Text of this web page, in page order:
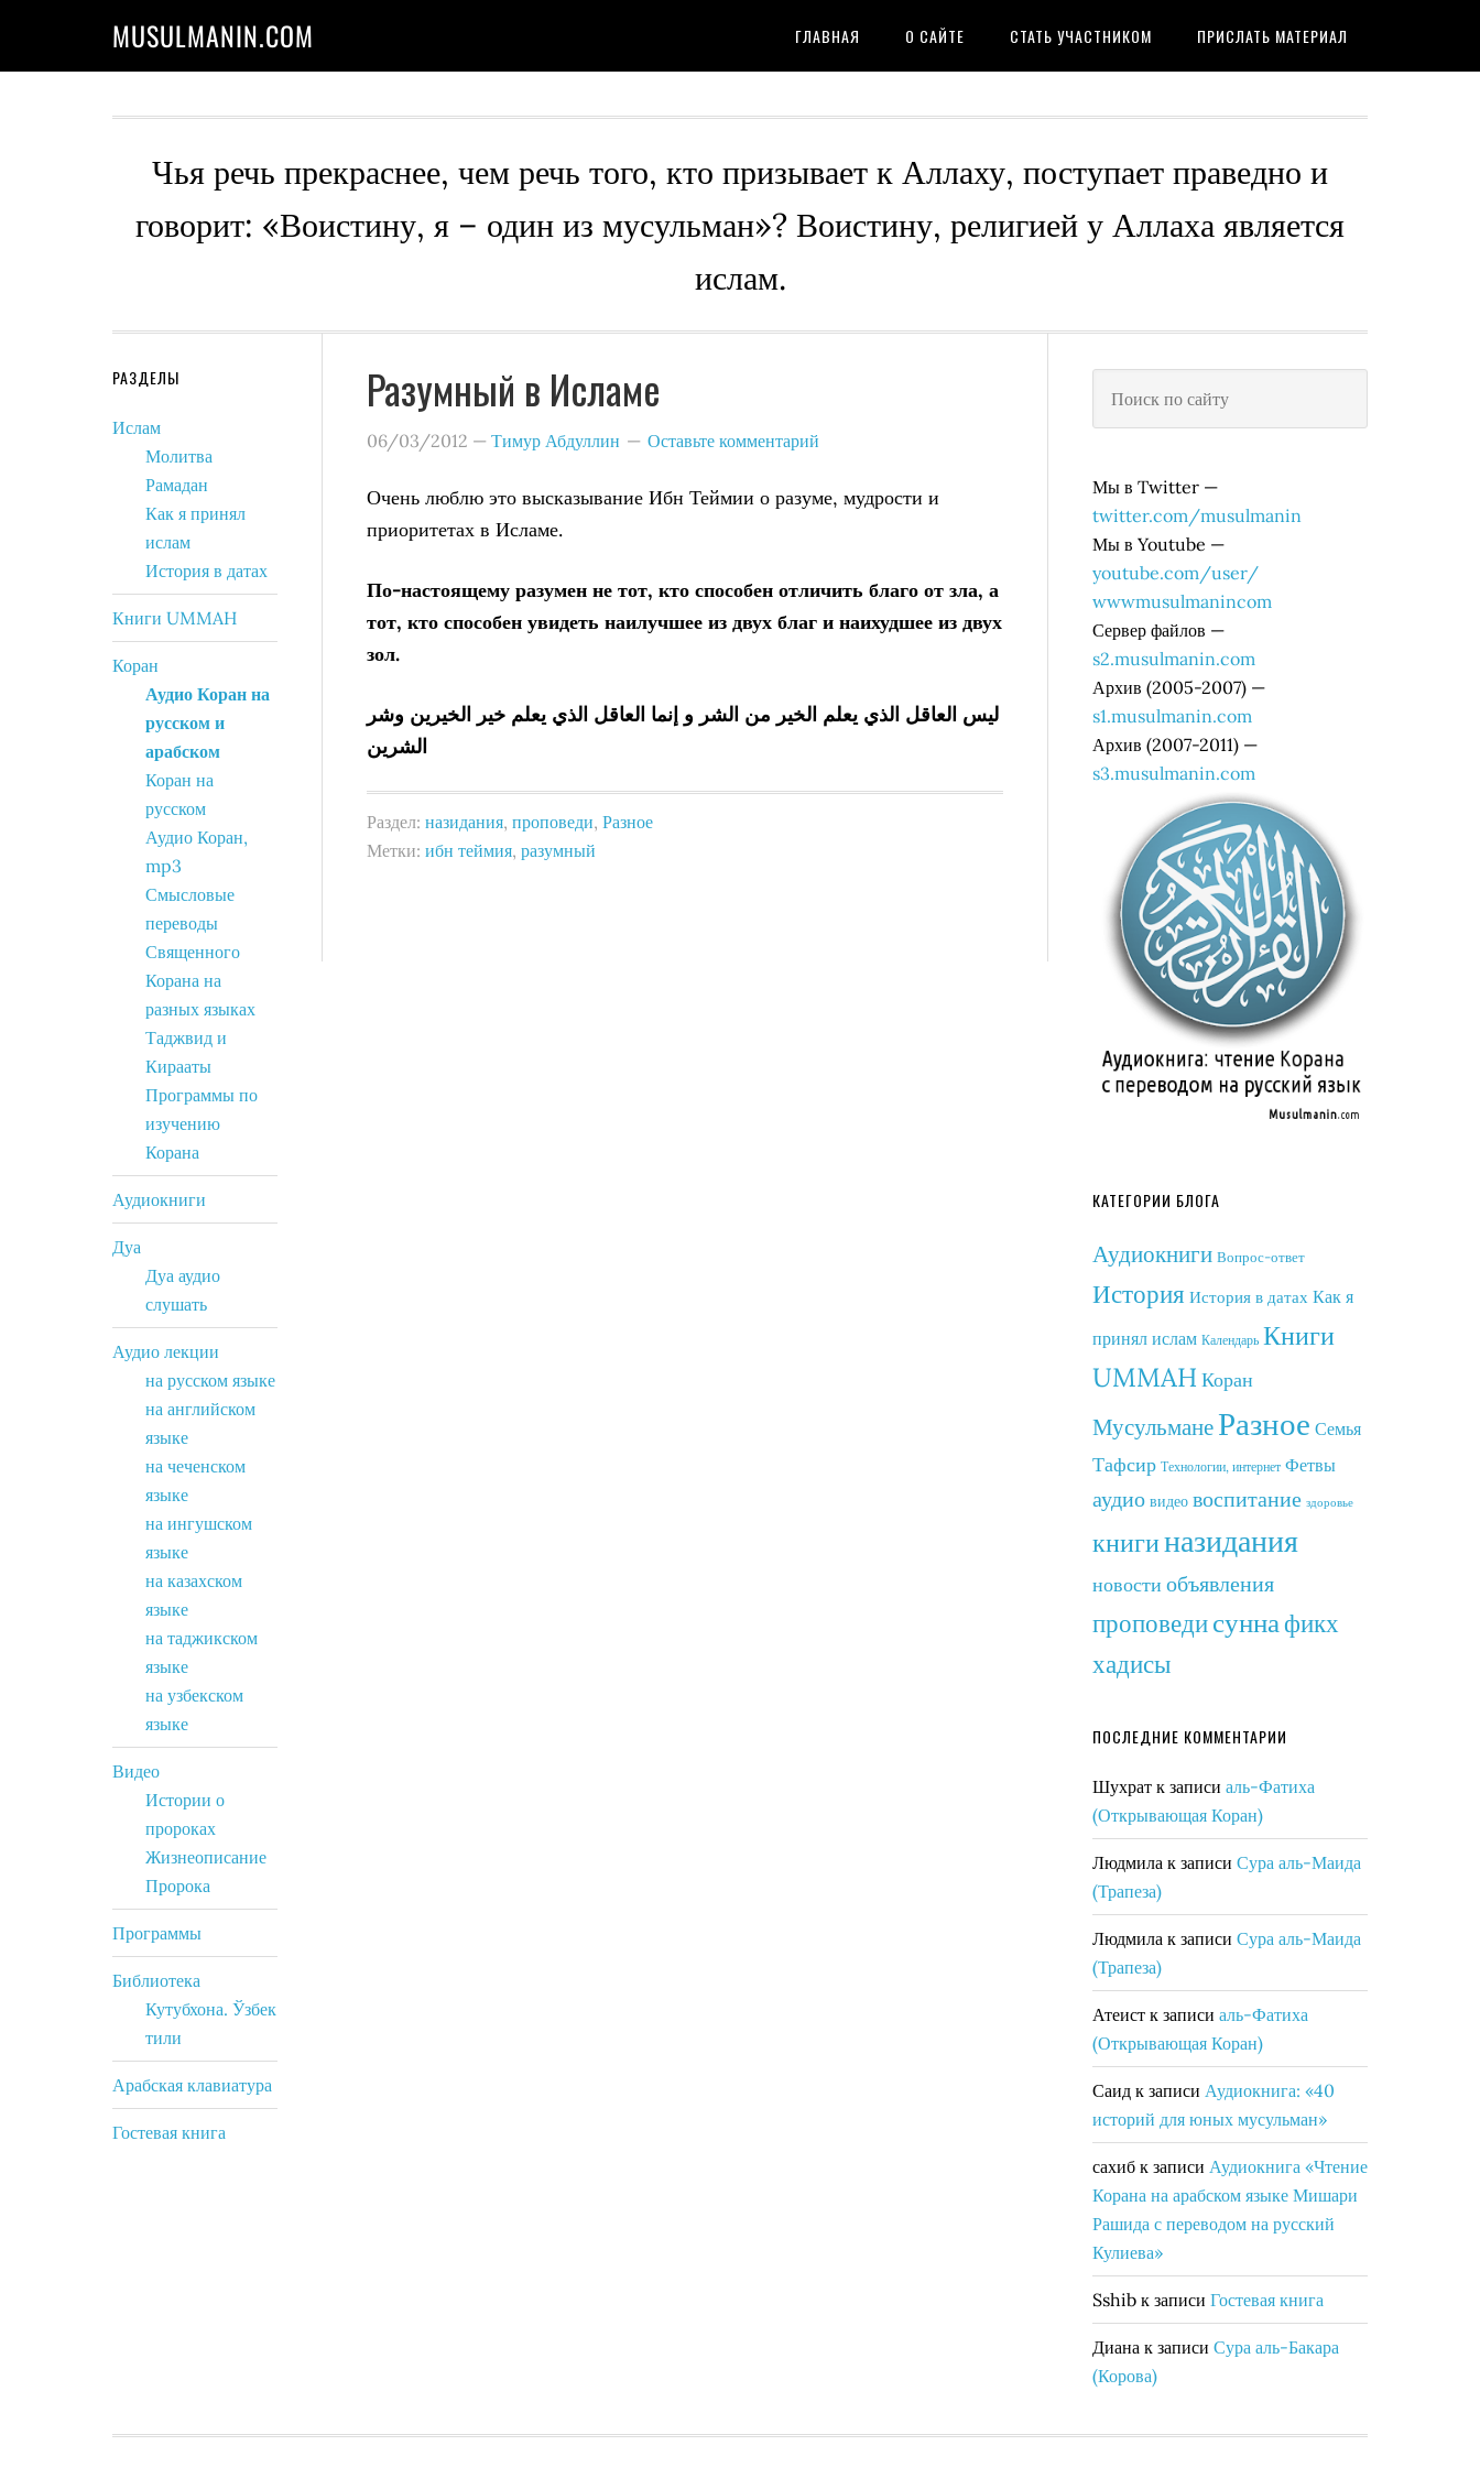
MUSULMANIN.COM ГЛАВНАЯ О САЙТЕ СТАТЬ УЧАСТНИКОМ ПРИСЛАТЬ МАТЕРИАЛ
Чья речь прекраснее, чем речь того, кто призывает к Аллаху, поступает праведно и
говорит: «Воистину, я – один из мусульман»? Воистину, религией у Аллаха является
ислам.
Разумный в Исламе
06/03/2012 — Тимур Абдуллин Оставьте комментарий
Очень люблю это высказывание Ибн Теймии о разуме, мудрости и
приоритетах в Исламе.
По-настоящему разумен не тот, кто способен отличить благо от зла, а
тот, кто способен увидеть наилучшее из двух благ и наихудшее из двух
зол.
ليس العاقل الذي يعلم الخير من الشر و إنما العاقل الذي يعلم خير الخيرين وشر
الشرين
Раздел: назидания, проповеди, Разное
Метки: ибн теймия, разумный
Мы в Twitter —
twitter.com/musulmanin
Мы в Youtube —
youtube.com/user/
wwwmusulmanincom
Сервер файлов —
s2.musulmanin.com
Архив (2005-2007) —
s1.musulmanin.com
Архив (2007-2011) —
s3.musulmanin.com
КАТЕГОРИИ БЛОГА
Аудиокниги Вопрос-ответ
История История в датах Как я
принял ислам Календарь Книги
UMMAH Коран
МусульманеРазное Семья
Тафсир Технологии, интернет Фетвы
аудио видео воспитание здоровье
книгиназидания
новости объявления
проповедисуннафикх
хадисы
ПОСЛЕДНИЕ КОММЕНТАРИИ
Шухрат к записи аль-Фатиха
(Открывающая Коран)
Людмила к записи Сура аль-Маида
(Трапеза)
Людмила к записи Сура аль-Маида
(Трапеза)
Атеист к записи аль-Фатиха
(Открывающая Коран)
Саид к записи Аудиокнига: «40
историй для юных мусульман»
сахиб к записи Аудиокнига «Чтение
Корана на арабском языке Мишари
Рашида с переводом на русский
Кулиева»
Sshib к записи Гостевая книга
Диана к записи Сура аль-Бакара
(Корова)
РАЗДЕЛЫ
Ислам
Молитва
Рамадан
Как я принял
ислам
История в датах
Книги UMMAH
Коран
Аудио Коран на
русском и
арабском
Коран на
русском
Аудио Коран,
mp3
Смысловые
переводы
Священного
Корана на
разных языках
Таджвид и
Кирааты
Программы по
изучению
Корана
Аудиокниги
Дуа
Дуа аудио
слушать
Аудио лекции
на русском языке
на английском
языке
на чеченском
языке
на ингушском
языке
на казахском
языке
на таджикском
языке
на узбекском
языке
Видео
Истории о
пророках
Жизнеописание
Пророка
Программы
Библиотека
Кутубхона. Ўзбек
тили
Арабская клавиатура
Гостевая книга